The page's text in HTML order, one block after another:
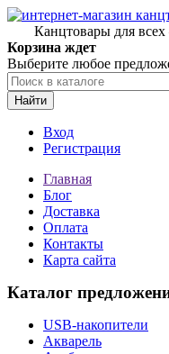
Канцтовары для
Корзина ждет
Выберите любое
Найти
Вход
Регистрация
Главная
Блог
Доставка
Оплата
Контакты
Карта сайта
Каталог
USB-накопители
Акварель